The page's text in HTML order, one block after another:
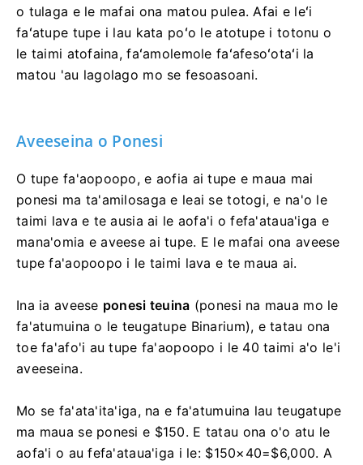
o tulaga e le mafai ona matou pulea. Afai e leʻi
faʻatupe tupe i lau kata poʻo le atotupe i totonu o
le taimi atofaina, faʻamolemole faʻafesoʻotaʻi la
matou 'au lagolago mo se fesoasoani.
Aveeseina o Ponesi
O tupe fa'aopoopo, e aofia ai tupe e maua mai
ponesi ma ta'amilosaga e leai se totogi, e na'o le
taimi lava e te ausia ai le aofa'i o fefa'ataua'iga e
mana'omia e aveese ai tupe. E le mafai ona aveese
tupe fa'aopoopo i le taimi lava e te maua ai.
Ina ia aveese ponesi teuina (ponesi na maua mo le
fa'atumuina o le teugatupe Binarium), e tatau ona
toe fa'afo'i au tupe fa'aopoopo i le 40 taimi a'o le'i
aveeseina.
Mo se fa'ata'ita'iga, na e fa'atumuina lau teugatupe
ma maua se ponesi e $150. E tatau ona o'o atu le
aofa'i o au fefa'ataua'iga i le: $150×40=$6,000. A